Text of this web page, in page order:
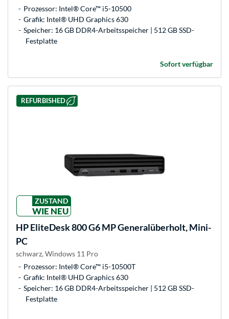
Prozessor: Intel® Core™ i5-10500
Grafik: Intel® UHD Graphics 630
Speicher: 16 GB DDR4-Arbeitsspeicher | 512 GB SSD-
Festplatte
Sofort verfügbar
REFURBISHED
ZUSTAND
WIE NEU
HPEliteDesk 800 G6 MP Generalüberholt, Mini-
PC
schwarz, Windows 11 Pro
Prozessor: Intel® Core™ i5-10500T
Grafik: Intel® UHD Graphics 630
Speicher: 16 GB DDR4-Arbeitsspeicher | 512 GB SSD-
Festplatte